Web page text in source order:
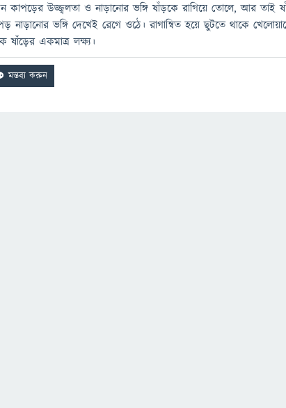
কাপড়ের উজ্জ্বলতা ও নাড়ানোর ভঙ্গি ষাঁড়কে রাগিয়ে তোলে, আর
নাড়ানোর ভঙ্গি দেখেই রেগে ওঠে। রাগান্বিত হয়ে ছুটতে থাকে
ষাঁড়ের একমাত্র লক্ষ্য।